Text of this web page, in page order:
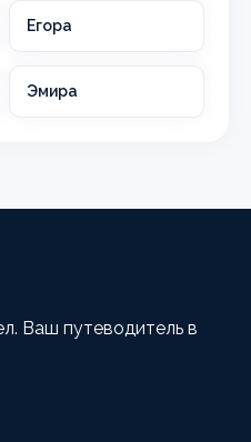
Егора
Эмира
Ваш путеводитель в